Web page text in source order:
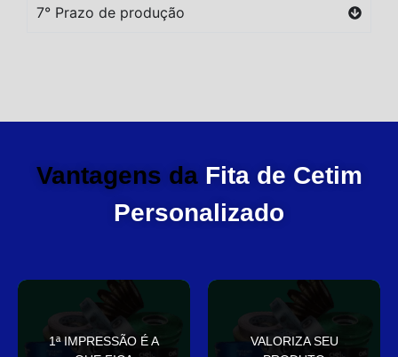
7° Prazo de produção
Vantagens da Fita de Cetim
Personalizado
1ª IMPRESSÃO É A
Sua embalagem fala por
você
VALORIZA SEU
que deixa sua embalagem
elegante